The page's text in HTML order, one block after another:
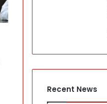
Recent News